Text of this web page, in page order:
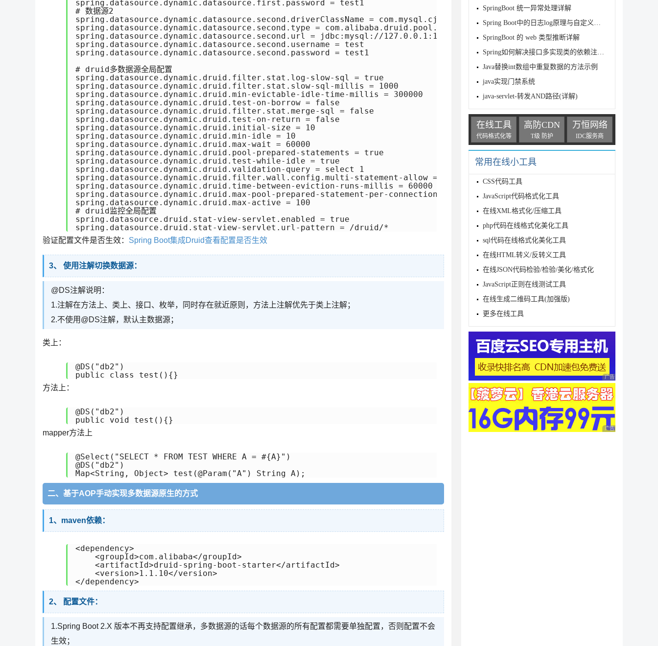
spring.datasource.dynamic.datasource.first.password = test1
# 数据源2
spring.datasource.dynamic.datasource.second.driverClassName = com.mysql.cj.jdbc.Driver
spring.datasource.dynamic.datasource.second.type = com.alibaba.druid.pool.DruidDataSource
spring.datasource.dynamic.datasource.second.url = jdbc:mysql://127.0.0.1:18306/
spring.datasource.dynamic.datasource.second.username = test
spring.datasource.dynamic.datasource.second.password = test1
# druid多数据源全局配置
spring.datasource.dynamic.druid.filter.stat.log-slow-sql = true
spring.datasource.dynamic.druid.filter.stat.slow-sql-millis = 1000
spring.datasource.dynamic.druid.min-evictable-idle-time-millis = 300000
spring.datasource.dynamic.druid.test-on-borrow = false
spring.datasource.dynamic.druid.filter.stat.merge-sql = false
spring.datasource.dynamic.druid.test-on-return = false
spring.datasource.dynamic.druid.initial-size = 10
spring.datasource.dynamic.druid.min-idle = 10
spring.datasource.dynamic.druid.max-wait = 60000
spring.datasource.dynamic.druid.pool-prepared-statements = true
spring.datasource.dynamic.druid.test-while-idle = true
spring.datasource.dynamic.druid.validation-query = select 1
spring.datasource.dynamic.druid.filter.wall.config.multi-statement-allow = true
spring.datasource.dynamic.druid.time-between-eviction-runs-millis = 60000
spring.datasource.dynamic.druid.max-pool-prepared-statement-per-connection-size = 20
spring.datasource.dynamic.druid.max-active = 100
# druid监控全局配置
spring.datasource.druid.stat-view-servlet.enabled = true
spring.datasource.druid.stat-view-servlet.url-pattern = /druid/*
验证配置文件是否生效： Spring Boot集成Druid查看配置是否生效
3、 使用注解切换数据源：
@DS注解说明：
1.注解在方法上、类上、接口、枚举，同时存在就近原则，方法上注解优先于类上注解；
2.不使用@DS注解，默认主数据源；
类上：
@DS("db2")
public class test(){}
方法上：
@DS("db2")
public void test(){}
mapper方法上
@Select("SELECT * FROM TEST WHERE A = #{A}")
@DS("db2")
Map<String, Object> test(@Param("A") String A);
二、基于AOP手动实现多数据源原生的方式
1、maven依赖：
<dependency>
    <groupId>com.alibaba</groupId>
    <artifactId>druid-spring-boot-starter</artifactId>
    <version>1.1.10</version>
</dependency>
2、 配置文件：
1.Spring Boot 2.X 版本不再支持配置继承，多数据源的话每个数据源的所有配置都需要单独配置，否则配置不会
生效；
SpringBoot 统一异常处理详解
Spring Boot中的日志log原理与自定义日志格式
SpringBoot 的 web 类型推断详解
Spring如何解决接口多实现类的依赖注入冲突
Java替换int数组中重复数据的方法示例
java实现门禁系统
java-servlet-转发AND路径(详解)
在线工具
代码格式化等
高防CDN
T级 防护
万恒网络
IDC服务商
常用在线小工具
CSS代码工具
JavaScript代码格式化工具
在线XML格式化/压缩工具
php代码在线格式化美化工具
sql代码在线格式化美化工具
在线HTML转义/反转义工具
在线JSON代码检验/检验/美化/格式化
JavaScript正则在线测试工具
在线生成二维码工具(加强版)
更多在线工具
广告 商业广告，理性
广告 商业广告，理性